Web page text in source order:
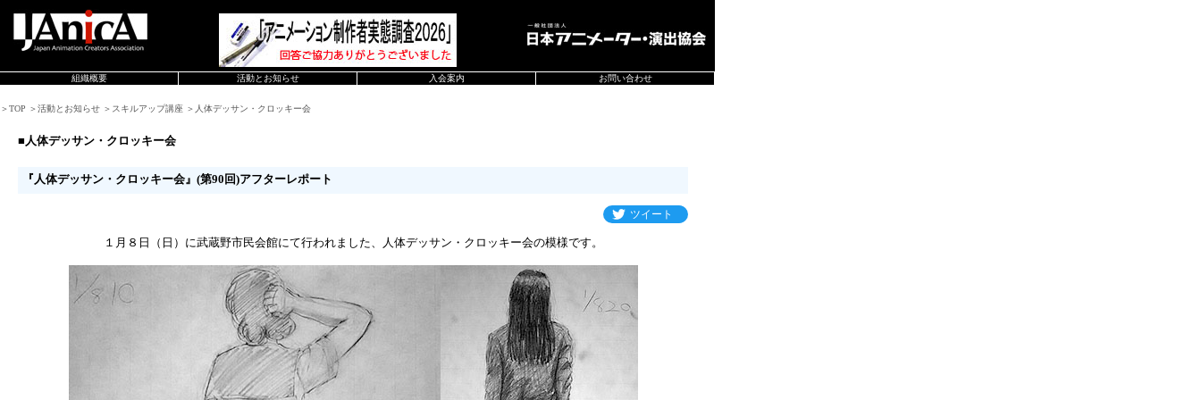
組織概要 活動とお知らせ 入会案内 お問い合わせ
＞TOP ＞活動とお知らせ ＞スキルアップ講座 ＞人体デッサン・クロッキー会
■人体デッサン・クロッキー会
『人体デッサン・クロッキー会』(第90回)アフターレポート
ツイート
１月８日（日）に武蔵野市民会館にて行われました、人体デッサン・クロッキー会の模様です。